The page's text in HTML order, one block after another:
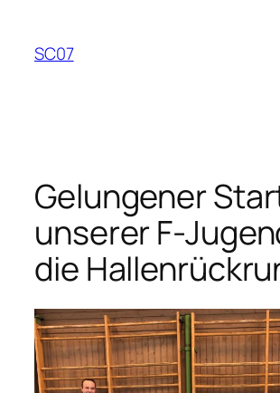
springen
SC07
Gelungener
unserer F-
die